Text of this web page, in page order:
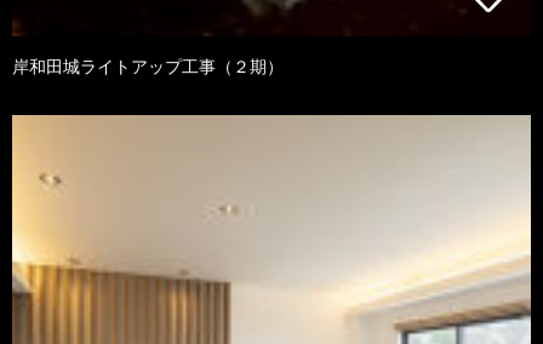
岸和田城ライトアップ工事（２期）